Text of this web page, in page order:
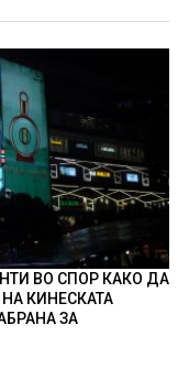
ВО СПОР КАКО ДА
КИНЕСКАТА
ЗА